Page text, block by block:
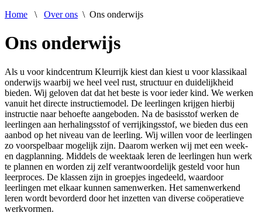
Home
\ Over ons \ Ons onderwijs
Ons onderwijs
Als u voor kindcentrum Kleurrijk kiest dan kiest u voor klassikaal
onderwijs waarbij we heel veel rust, structuur en duidelijkheid
bieden. Wij geloven dat dat het beste is voor ieder kind. We werken
vanuit het directe instructiemodel. De leerlingen krijgen hierbij
instructie naar behoefte aangeboden. Na de basisstof werken de
leerlingen aan herhalingsstof of verrijkingsstof, we bieden dus een
aanbod op het niveau van de leerling. Wij willen voor de leerlingen
zo voorspelbaar mogelijk zijn. Daarom werken wij met een week-
en dagplanning. Middels de weektaak leren de leerlingen hun werk
te plannen en worden zij zelf verantwoordelijk gesteld voor hun
leerproces. De klassen zijn in groepjes ingedeeld, waardoor
leerlingen met elkaar kunnen samenwerken. Het samenwerkend
leren wordt bevorderd door het inzetten van diverse coöperatieve
werkvormen.